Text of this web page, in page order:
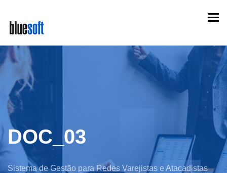
main
content
DOC_03
Sistema de Gestão para Redes Varejistas e Atacadistas